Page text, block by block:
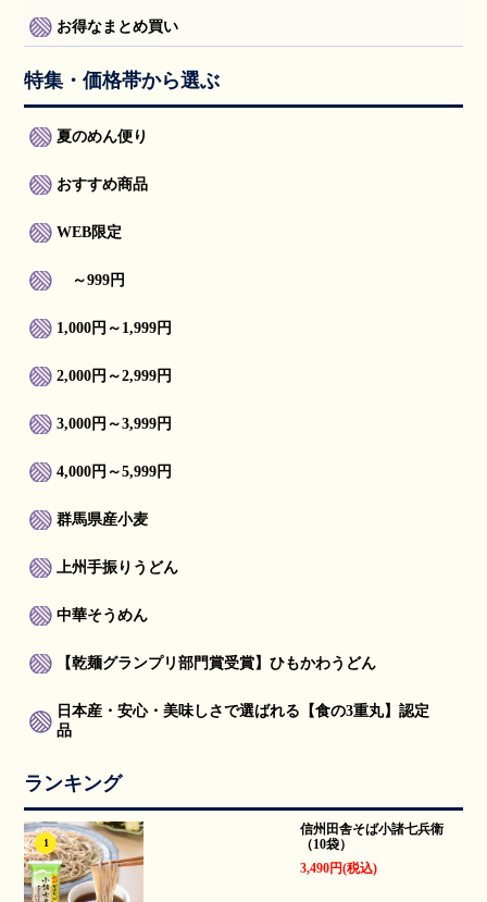
お得なまとめ買い
特集・価格帯から選ぶ
夏のめん便り
おすすめ商品
WEB限定
～999円
1,000円～1,999円
2,000円～2,999円
3,000円～3,999円
4,000円～5,999円
群馬県産小麦
上州手振りうどん
中華そうめん
【乾麺グランプリ部門賞受賞】ひもかわうどん
日本産・安心・美味しさで選ばれる【食の3重丸】認定
品
ランキング
1
信州田舎そば小諸七兵衛
（10袋）
3,490円(税込)